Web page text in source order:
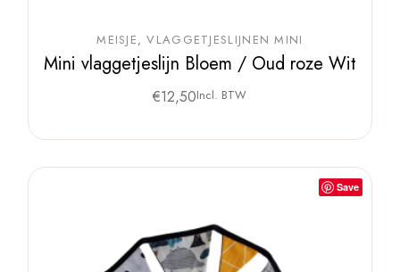
MEISJE VLAGGETJESLIJNEN MINI
Mini vlaggetjeslijn Bloem / Oud roze Wit
€12,50Incl. BTW
Save